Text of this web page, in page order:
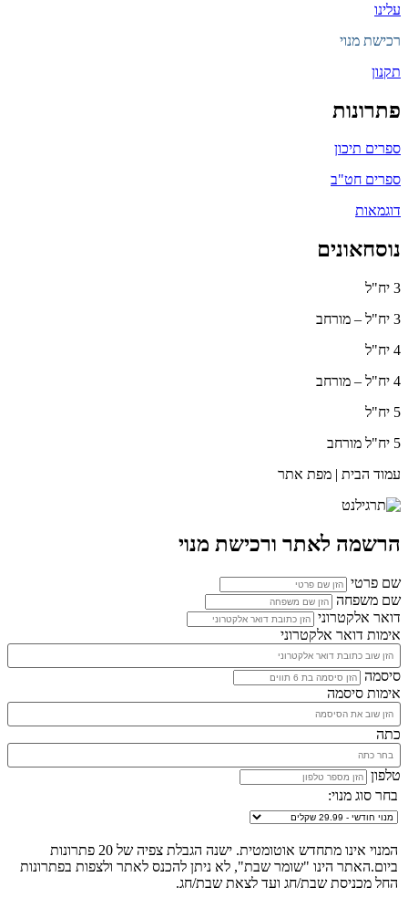
עלינו
רכישת מנוי
תקנון
פתרונות
ספרים תיכון
ספרים חט"ב
דוגמאות
נוסחאונים
3 יח"ל
3 יח"ל – מורחב
4 יח"ל
4 יח"ל – מורחב
5 יח"ל
5 יח"ל מורחב
עמוד הבית | מפת אתר
הרשמה לאתר ורכישת מנוי
שם פרטי
שם משפחה
דואר אלקטרוני
אימות דואר אלקטרוני
סיסמה
אימות סיסמה
כתה
טלפון
בחר סוג מנוי:
המנוי אינו מתחדש אוטומטית. ישנה הגבלת צפיה של 20 פתרונות
ביום.האתר הינו "שומר שבת", לא ניתן להכנס לאתר ולצפות בפתרונות
החל מכניסת שבת/חג ועד לצאת שבת/חג.